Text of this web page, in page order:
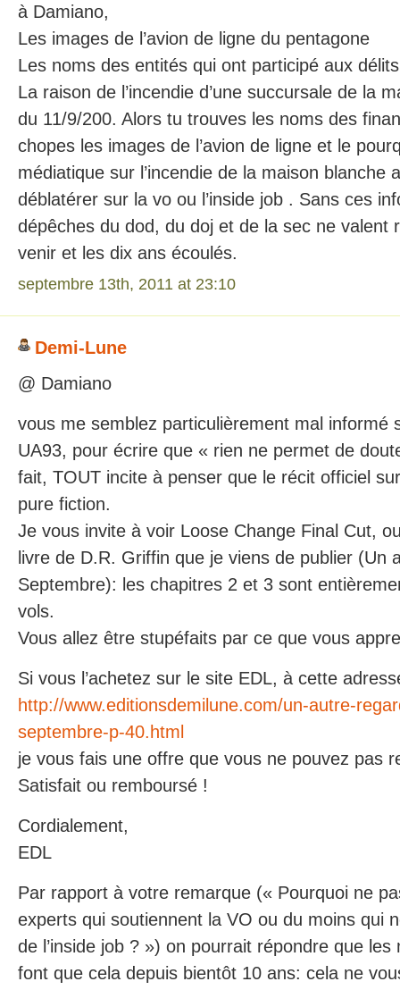
à Damiano,
Les images de l’avion de ligne du pentagone
Les noms des entités qui ont participé aux délits
La raison de l’incendie d’une succursale de la
du 11/9/200. Alors tu trouves les noms des
chopes les images de l’avion de ligne et le
médiatique sur l’incendie de la maison blanche
déblatérer sur la vo ou l’inside job . Sans ces
dépêches du dod, du doj et de la sec ne valent
venir et les dix ans écoulés.
septembre 13th, 2011 at 23:10
Demi-Lune
@ Damiano
vous me semblez particulièrement mal informé
UA93, pour écrire que « rien ne permet de
fait, TOUT incite à penser que le récit officiel
pure fiction.
Je vous invite à voir Loose Change Final Cut,
livre de D.R. Griffin que je viens de publier (Un
Septembre): les chapitres 2 et 3 sont
vols.
Vous allez être stupéfaits par ce que vous
Si vous l’achetez sur le site EDL, à cette
http://www.editionsdemilune.com/un-autre-
septembre-p-40.html
je vous fais une offre que vous ne pouvez pas
Satisfait ou remboursé !
Cordialement,
EDL
Par rapport à votre remarque (« Pourquoi ne
experts qui soutiennent la VO ou du moins qui
de l’inside job ? ») on pourrait répondre que
font que cela depuis bientôt 10 ans: cela ne